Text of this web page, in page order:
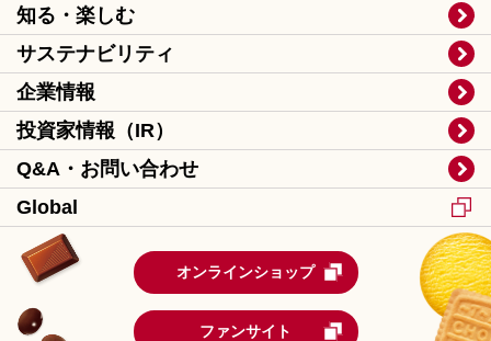
知る・楽しむ
サステナビリティ
企業情報
投資家情報（IR）
Q&A・お問い合わせ
Global
オンラインショップ
ファンサイト